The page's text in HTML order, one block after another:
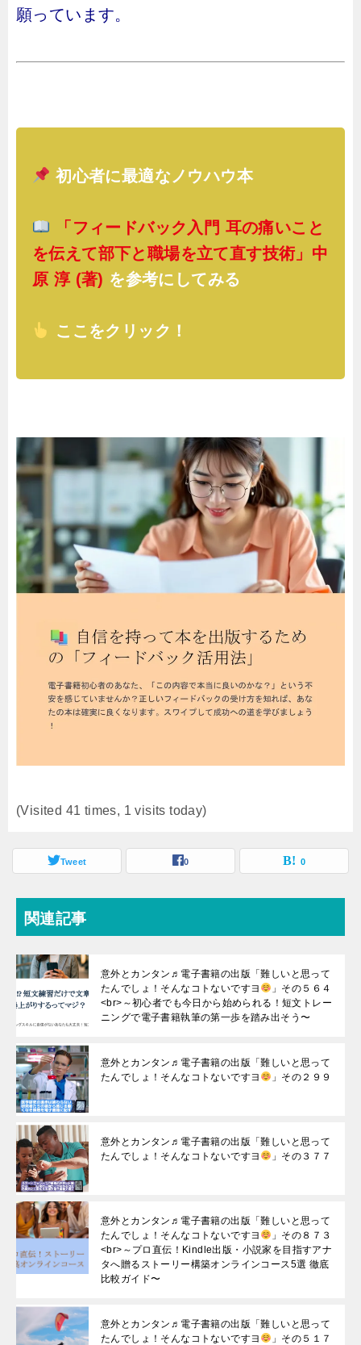
願っています。
初心者に最適なノウハウ本
「フィードバック入門 耳の痛いこと
を伝えて部下と職場を立て直す技術」中
原 淳 (著) を参考にしてみる
ここをクリック！
(Visited 41 times, 1 visits today)
Tweet 0 0
関連記事
意外とカンタン♬電子書籍の出版「難しいと思って
たんでしょ！そんなコトないですヨ
」その５６４
<br>～初心者でも今日から始められる！短文トレー
ニングで電子書籍執筆の第一歩を踏み出そう〜
意外とカンタン♬電子書籍の出版「難しいと思って
たんでしょ！そんなコトないですヨ
」その２９９
意外とカンタン♬電子書籍の出版「難しいと思って
たんでしょ！そんなコトないですヨ
」その３７７
意外とカンタン♬電子書籍の出版「難しいと思って
たんでしょ！そんなコトないですヨ
」その８７３
<br>～プロ直伝！Kindle出版・小説家を目指すアナ
タへ贈るストーリー構築オンラインコース5選 徹底
比較ガイド〜
意外とカンタン♬電子書籍の出版「難しいと思って
たんでしょ！そんなコトないですヨ
」その５１７